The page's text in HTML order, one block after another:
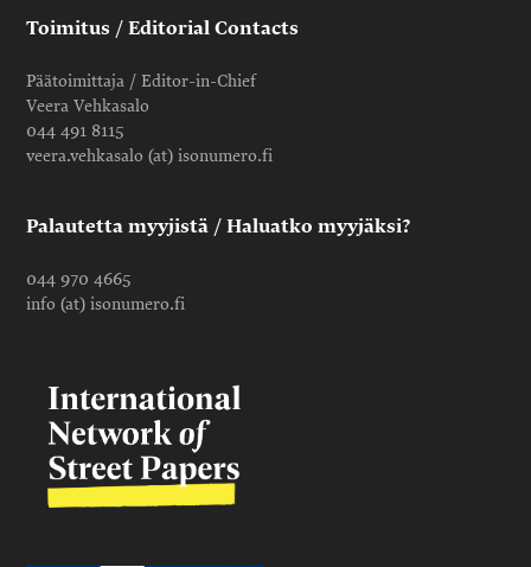
Toimitus / Editorial Contacts
Päätoimittaja / Editor-in-Chief
Veera Vehkasalo
044 491 8115
veera.vehkasalo (at) isonumero.fi
Palautetta myyjistä / Haluatko myyjäksi?
044 970 4665
info (at) isonumero.fi